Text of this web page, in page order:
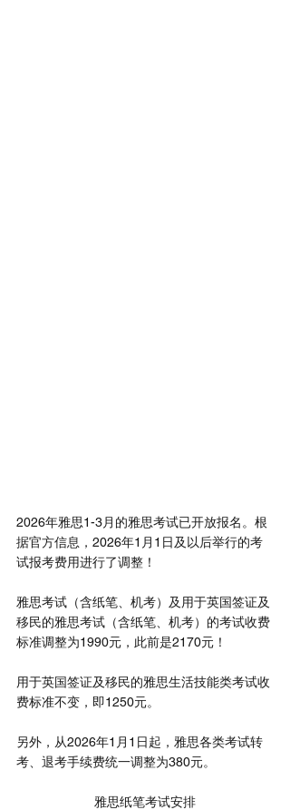
2026年雅思1-3月的雅思考试已开放报名。根
据官方信息，2026年1月1日及以后举行的考
试报考费用进行了调整！
雅思考试（含纸笔、机考）及用于英国签证及
移民的雅思考试（含纸笔、机考）的考试收费
标准调整为1990元，此前是2170元！
用于英国签证及移民的雅思生活技能类考试收
费标准不变，即1250元。
另外，从2026年1月1日起，雅思各类考试转
考、退考手续费统一调整为380元。
雅思纸笔考试安排